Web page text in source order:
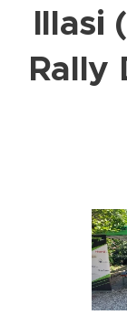
Illasi
Rally